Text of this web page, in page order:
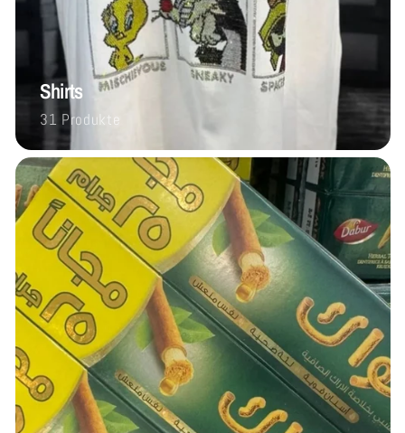
Shirts
31 Produkte